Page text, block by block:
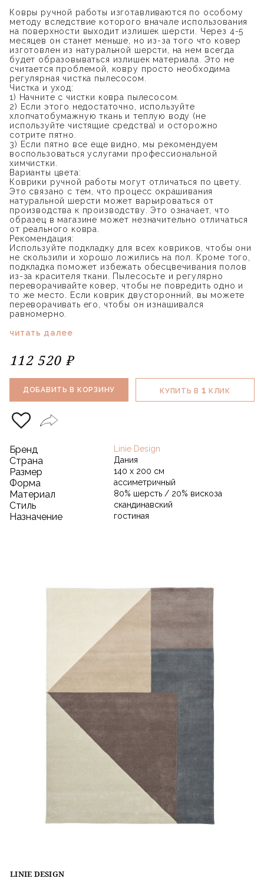
Ковры ручной работы изготавливаются по особому
методу вследствие которого вначале использования
на поверхности выходит излишек шерсти. Через 4-5
месяцев он станет меньше, но из-за того что ковер
изготовлен из натуральной шерсти, на нем всегда
будет образовываться излишек материала. Это не
считается проблемой, ковру просто необходима
регулярная чистка пылесосом.
Чистка и уход:
1) Начните с чистки ковра пылесосом.
2) Если этого недостаточно, используйте
хлопчатобумажную ткань и теплую воду (не
используйте чистящие средства) и осторожно
сотрите пятно.
3) Если пятно все еще видно, мы рекомендуем
воспользоваться услугами профессиональной
химчистки.
Варианты цвета:
Коврики ручной работы могут отличаться по цвету.
Это связано с тем, что процесс окрашивания
натуральной шерсти может варьироваться от
производства к производству. Это означает, что
образец в магазине может незначительно отличаться
от реального ковра.
Рекомендация:
Используйте подкладку для всех ковриков, чтобы они
не скользили и хорошо ложились на пол. Кроме того,
подкладка поможет избежать обесцвечивания полов
из-за красителя ткани. Пылесосьте и регулярно
переворачивайте ковер, чтобы не повредить одно и
то же место. Если коврик двусторонний, вы можете
переворачивать его, чтобы он изнашивался
равномерно.
читать далее
112 520 ₽
ДОБАВИТЬ В КОРЗИНУ КУПИТЬ В 1 КЛИК
Бренд Linie Design
Страна Дания
Размер 140 х 200 см
Форма ассиметричный
Материал 80% шерсть / 20% вискоза
Стиль скандинавский
Назначение гостиная
LINIE DESIGN